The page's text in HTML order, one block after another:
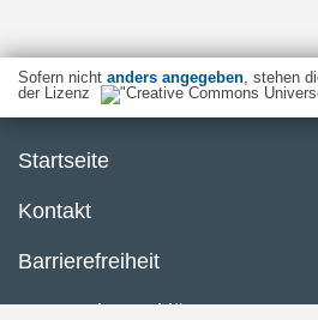
Sofern nicht anders angegeben, stehen
der Lizenz
Startseite
Kontakt
Barrierefreiheit
Datenschutzerklärung